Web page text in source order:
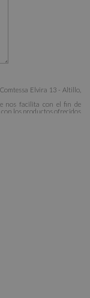
Elvira 13 - Altillo,
nos facilita con el fin de
los productos ofrecidos